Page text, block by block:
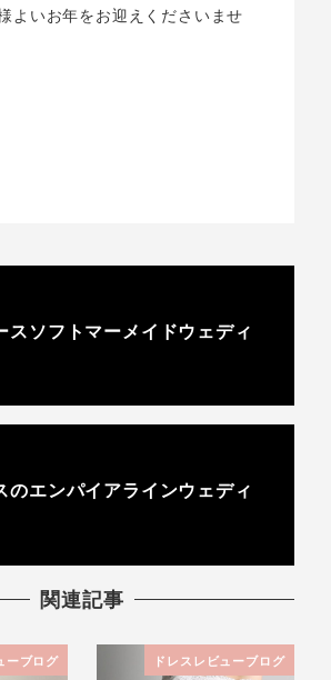
よいお年をお迎えくださいませ
スソフトマーメイドウェディ
のエンパイアラインウェディ
関連記事
ーブログ ドレスレビューブログ